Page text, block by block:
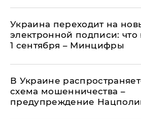
Украина переходит на
электронной подписи: что
1 сентября – Минцифры
В Украине
схема мошенничества –
предупреждение